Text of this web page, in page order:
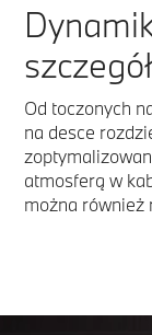
Od toczonych
na desce
atmosferą w
można również